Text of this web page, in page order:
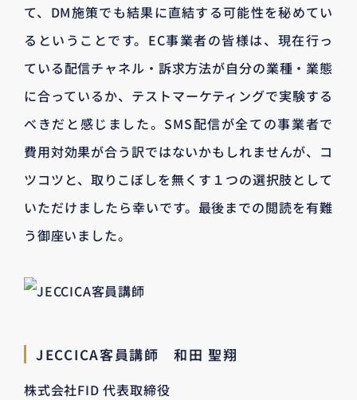
て、DM施策でも結果に直結する可能性を秘めてい
るということです。EC事業者の皆様は、現在行っ
ている配信チャネル・訴求方法が自分の業種・業態
に合っているか、テストマーケティングで実験する
べきだと感じました。SMS配信が全ての事業者で
費用対効果が合う訳ではないかもしれませんが、コ
ツコツと、取りこぼしを無くす１つの選択肢として
いただけましたら幸いです。最後までの閲読を有難
う御座いました。
JECCICA客員講師 和田 聖翔
株式会社FID 代表取締役